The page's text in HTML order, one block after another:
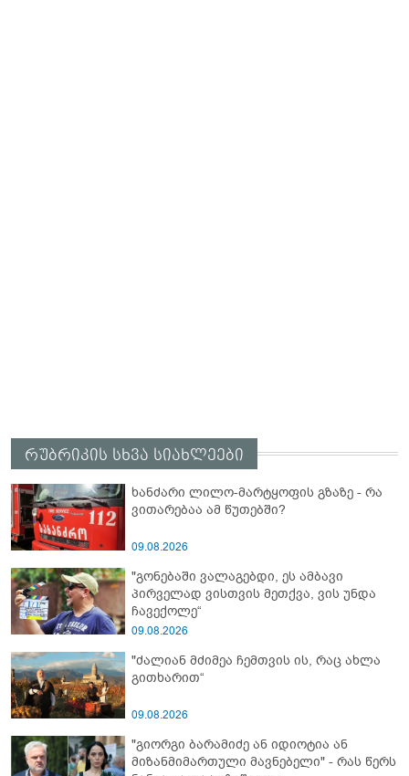
რუბრიკის სხვა სიახლეები
ხანძარი ლილო-მარტყოფის გზაზე - რა
ვითარებაა ამ წუთებში?
09.08.2026
"გონებაში ვალაგებდი, ეს ამბავი
პირველად ვისთვის მეთქვა, ვის უნდა
ჩავექოლე“
09.08.2026
"ძალიან მძიმეა ჩემთვის ის, რაც ახლა
გითხარით“
09.08.2026
"გიორგი ბარამიძე ან იდიოტია ან
მიზანმიმართული მავნებელი" - რას წერს